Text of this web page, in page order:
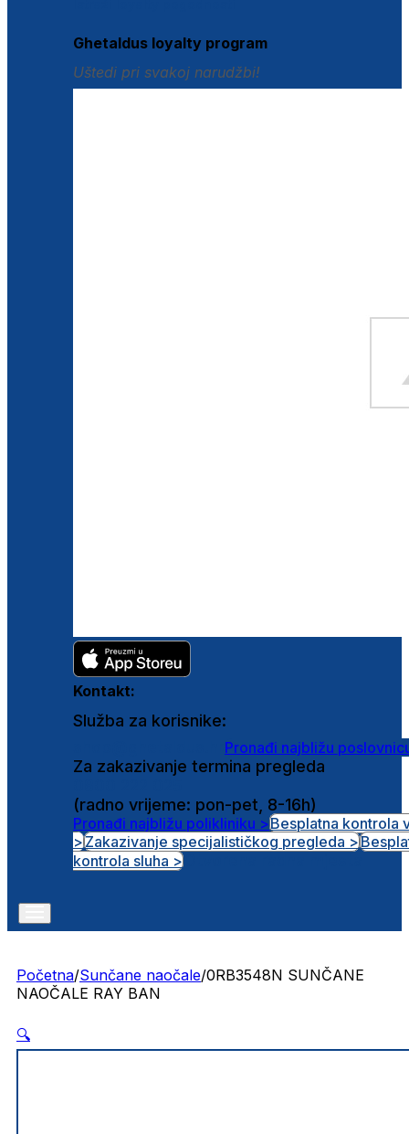
Ghetaldus loyalty program
Uštedi pri svakoj narudžbi!
Kontakt:
Služba za korisnike:
Pronađi najbližu
Za zakazivanje termina pregleda
(radno vrijeme: pon-pet, 8-16h)
Pronađi najbližu polikliniku >Besplatna kontrola
>Zakazivanje specijalističkog pregleda >
kontrola sluha >
Početna/Sunčane naočale/0RB3548N SUNČANE
NAOČALE RAY BAN
🔍